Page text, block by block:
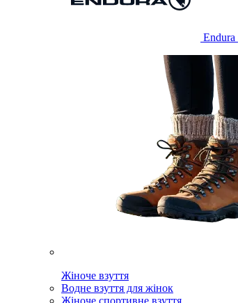
Endura
Жіноче взуття
Водне взуття для жінок
Жіноче спортивне взуття